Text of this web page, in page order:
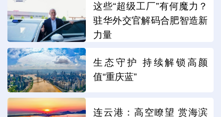
这些“超级工厂”有何魔力？
驻华外交官解码合肥智造新
力量
生态守护 持续解锁高颜
值“重庆蓝”
连云港：高空瞭望 赏海滨